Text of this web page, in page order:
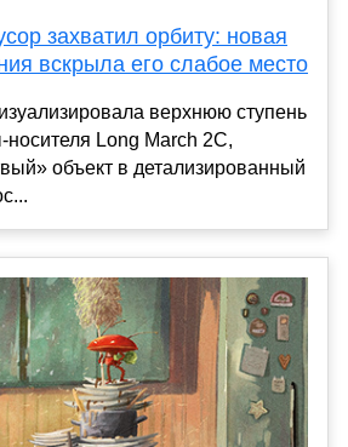
захватил орбиту: новая
вскрыла его слабое место
верхнюю ступень
носителя Long March 2C,
объект в детализированный